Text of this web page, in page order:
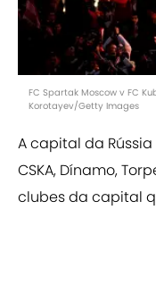
FC Spartak Moscow v FC
Korotayev/Getty Images
A capital da
CSKA, Dínamo,
clubes da capital